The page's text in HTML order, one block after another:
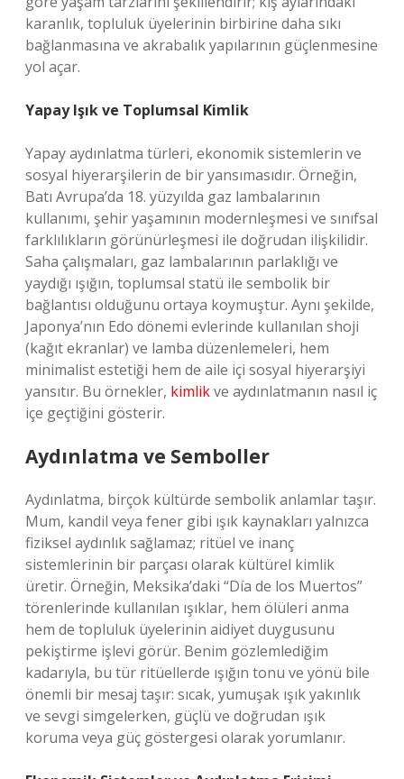
karanlık, topluluk üyelerinin birbirine daha sıkı
bağlanmasına ve akrabalık yapılarının güçlenmesine
yol açar.
Yapay Işık ve Toplumsal Kimlik
Yapay aydınlatma türleri, ekonomik sistemlerin ve
sosyal hiyerarşilerin de bir yansımasıdır. Örneğin,
Batı Avrupa’da 18. yüzyılda gaz lambalarının
kullanımı, şehir yaşamının modernleşmesi ve sınıfsal
farklılıkların görünürleşmesi ile doğrudan ilişkilidir.
Saha çalışmaları, gaz lambalarının parlaklığı ve
yaydığı ışığın, toplumsal statü ile sembolik bir
bağlantısı olduğunu ortaya koymuştur. Aynı şekilde,
Japonya’nın Edo dönemi evlerinde kullanılan shoji
(kağıt ekranlar) ve lamba düzenlemeleri, hem
minimalist estetiği hem de aile içi sosyal hiyerarşiyi
yansıtır. Bu örnekler, kimlikve aydınlatmanın nasıl iç
içe geçtiğini gösterir.
Aydınlatma ve Semboller
Aydınlatma, birçok kültürde sembolik anlamlar taşır.
Mum, kandil veya fener gibi ışık kaynakları yalnızca
fiziksel aydınlık sağlamaz; ritüel ve inanç
sistemlerinin bir parçası olarak kültürel kimlik
üretir. Örneğin, Meksika’daki “Día de los Muertos”
törenlerinde kullanılan ışıklar, hem ölüleri anma
hem de topluluk üyelerinin aidiyet duygusunu
pekiştirme işlevi görür. Benim gözlemlediğim
kadarıyla, bu tür ritüellerde ışığın tonu ve yönü bile
önemli bir mesaj taşır: sıcak, yumuşak ışık yakınlık
ve sevgi simgelerken, güçlü ve doğrudan ışık
koruma veya güç göstergesi olarak yorumlanır.